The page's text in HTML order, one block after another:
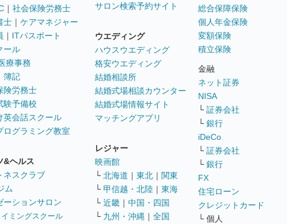
｜ 社会保険労務士
士 ｜ ケアマネジャー
｜ ITパスポート
ール
療事務
簿記
険労務士
験予備校
英会話スクール
ログラミング教室
&ヘルス
ネスクラブ
ム
ーションサロン
ミングスクール
サロン検索予約サイト
ウエディング
ハウスウエディング
格安ウエディング
結婚相談所
結婚式場相談カウンター
結婚式場情報サイト
マッチングアプリ
レジャー
映画館
└ 北海道 ｜ 東北 ｜ 関東
└ 甲信越・北陸 ｜ 東海
└ 近畿 ｜ 中国・四国
└ 九州・沖縄 ｜ 全国
総合保障保険
個人年金保険
変額保険
積立保険
金融
ネット証券
NISA
└ 証券会社
└ 銀行
iDeCo
└ 証券会社
└ 銀行
FX
住宅ローン
クレジットカード
└ 個人